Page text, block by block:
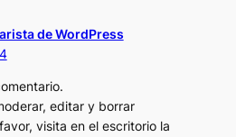
de WordPress
editar y borrar
visita en el escritorio la